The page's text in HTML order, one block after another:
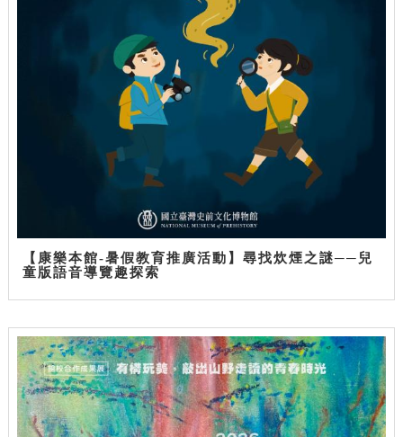
【康樂本館-暑假教育推廣活動】尋找炊煙之謎──兒
童版語音導覽趣探索